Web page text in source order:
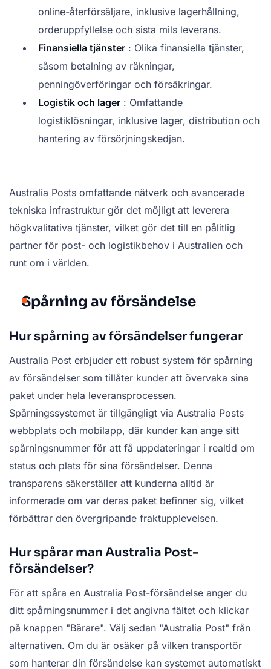
online-återförsäljare, inklusive lagerhållning,
orderuppfyllelse och sista mils leverans.
Finansiella tjänster : Olika finansiella tjänster,
såsom betalning av räkningar,
penningöverföringar och försäkringar.
Logistik och lager : Omfattande
logistiklösningar, inklusive lager, distribution och
hantering av försörjningskedjan.
Australia Posts omfattande nätverk och avancerade
tekniska infrastruktur gör det möjligt att leverera
högkvalitativa tjänster, vilket gör det till en pålitlig
partner för post- och logistikbehov i Australien och
runt om i världen.
Spårning av försändelse
Hur spårning av försändelser fungerar
Australia Post erbjuder ett robust system för spårning
av försändelser som tillåter kunder att övervaka sina
paket under hela leveransprocessen.
Spårningssystemet är tillgängligt via Australia Posts
webbplats och mobilapp, där kunder kan ange sitt
spårningsnummer för att få uppdateringar i realtid om
status och plats för sina försändelser. Denna
transparens säkerställer att kunderna alltid är
informerade om var deras paket befinner sig, vilket
förbättrar den övergripande fraktupplevelsen.
Hur spårar man Australia Post-
försändelser?
För att spåra en Australia Post-försändelse anger du
ditt spårningsnummer i det angivna fältet och klickar
på knappen "Bärare". Välj sedan "Australia Post" från
alternativen. Om du är osäker på vilken transportör
som hanterar din försändelse kan systemet automatiskt